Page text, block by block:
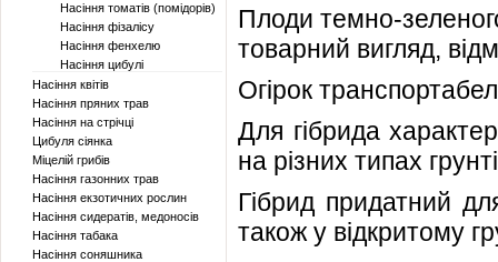
Насіння томатів (помідорів)
Насіння фізалісу
Насіння фенхелю
Насіння цибулі
Насіння квітів
Насіння пряних трав
Насіння на стрічці
Цибуля сіянка
Міцелій грибів
Насіння газонних трав
Насіння екзотичних рослин
Насіння сидератів, медоносів
Насіння табака
Насіння соняшника
Плоди темно-
товарний вигляд,
Огірок
Для гібрида
на різних типах
Гібрид придатний
також у відкритому